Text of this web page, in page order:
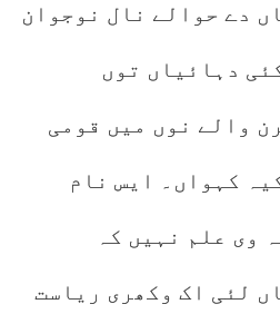
دے حوالے نال نوجوان
دہائیاں توں
والے نوں میں قومی
کہواں۔ ایس نام
وی علم نہیں کہ
لئی اک وکھری ریاست